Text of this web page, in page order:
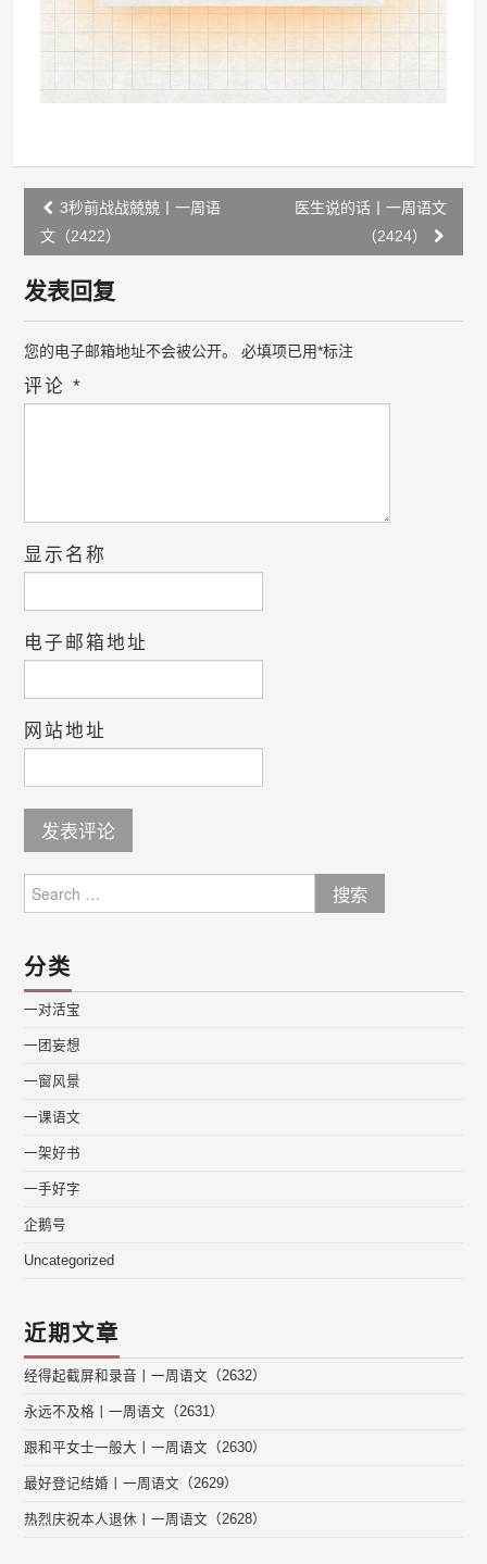
Post
navigation
3秒前战战兢兢丨一周语
文（2422）
医生说的话丨一周语文
（2424）
发表回复
您的电子邮箱地址不会被公开。 必填项已用*标注
评论*
显示名称
电子邮箱地址
网站地址
for:
分类
一对活宝
一团妄想
一窗风景
一课语文
一架好书
一手好字
企鹅号
Uncategorized
近期文章
经得起截屏和录音丨一周语文（2632）
永远不及格丨一周语文（2631）
跟和平女士一般大丨一周语文（2630）
最好登记结婚丨一周语文（2629）
热烈庆祝本人退休丨一周语文（2628）